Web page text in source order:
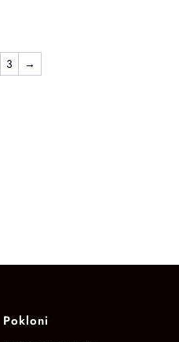
3 →
Pokloni